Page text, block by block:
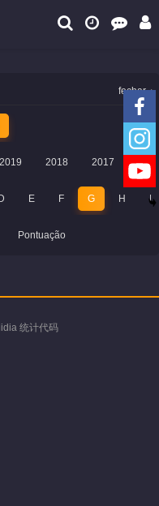
fechar
2019 2018 2017
D E F G H I
Pontuação
统计代码